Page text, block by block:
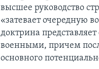
высшее руководство
«затевает очередную
доктрина
военными, причем
основного